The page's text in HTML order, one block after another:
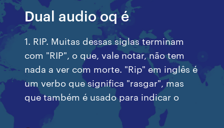
Dual audio oq é
1. RIP. Muitas dessas siglas terminam
com "RIP", o que, vale notar, não tem
nada a ver com morte. "Rip" em inglês é
um verbo que significa "rasgar", mas
que também é usado para indicar o